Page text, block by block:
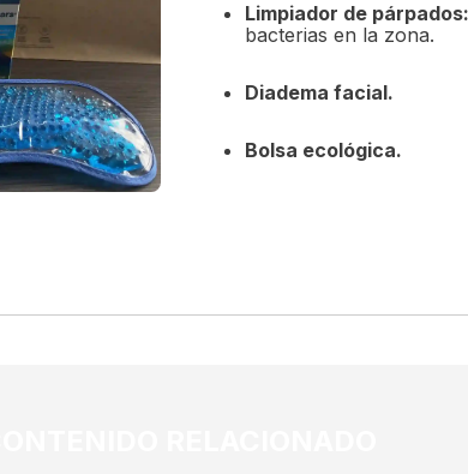
Limpiador de párpados:
bacterias en la zona.
Diadema facial.
Bolsa ecológica.